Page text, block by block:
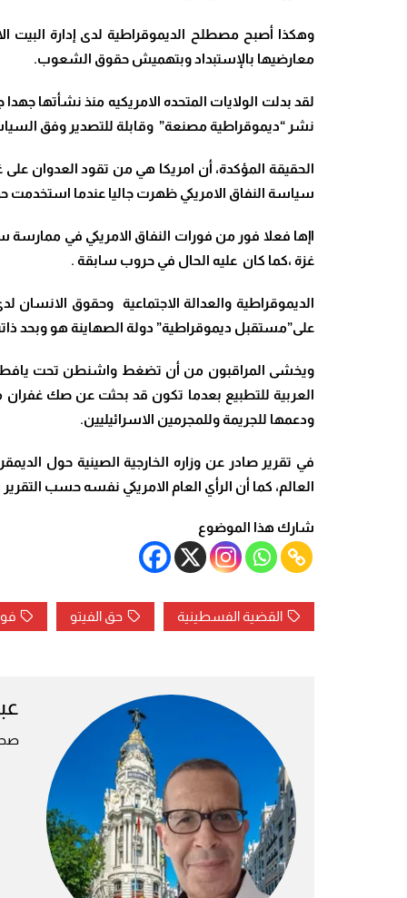
وهكذا أصبح مصطلح الديموقراطية لدى إدارة البيت
معارضيها بالإستبداد وبتهميش حقوق الشعوب.
لقد بدلت الولايات المتحده الامريكيه منذ نشأتها
نشر “ديموقراطية مصنعة” وقابلة للتصدير وفق
الحقيقة المؤكدة، أن امريكا هي من تقود العدوان
سياسة النفاق الامريكي ظهرت جاليا عندما استخدمت حق الفيتو بمجلس الامن على
اإها فعلا فور من فورات النفاق الامريكي في
غزة ،كما كان عليه الحال في حروب سابقة .
الديموقراطية والعدالة الاجتماعية وحقوق الانسان
على”مستقبل ديموقراطية” دولة الصهاينة هو وبحد
ويخشى المراقبون من أن تضغط واشنطن تحت يافطة
العربية للتطبيع بعدما تكون قد بحثت عن صك غفران من
ودعمها للجريمة وللمجرمين الاسرائيليين.
في تقرير صادر عن وزاره الخارجية الصينية حول
العالم، كما أن الرأي العام الامريكي نفسه حسب
شارك هذا الموضوع
القضية الفسطينية حق الفيتو